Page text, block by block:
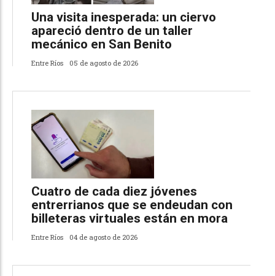
Una visita inesperada: un ciervo
apareció dentro de un taller
mecánico en San Benito
Entre Ríos 05 de agosto de 2026
Cuatro de cada diez jóvenes
entrerrianos que se endeudan con
billeteras virtuales están en mora
Entre Ríos 04 de agosto de 2026